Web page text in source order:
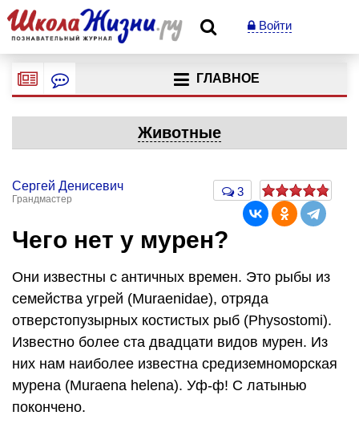
Войти
ГЛАВНОЕ
Животные
Сергей Денисевич
Грандмастер
3
Чего нет у мурен?
Они известны с античных времен. Это рыбы из
семейства угрей (Мuraenidae), отряда
отверстопузырных костистых рыб (Physostomi).
Известно более ста двадцати видов мурен. Из
них нам наиболее известна средиземноморская
мурена (Muraena helena). Уф-ф! С латынью
покончено.